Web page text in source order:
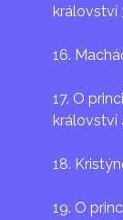
království
16.
17. O
království
18.
19. O